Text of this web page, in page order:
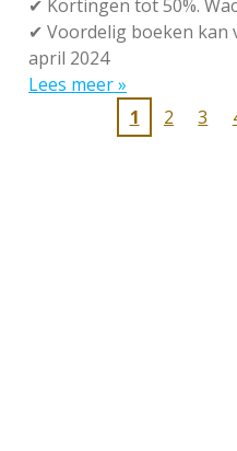
✔ Kortingen tot 50%.
✔ Voordelig boeken kan
april 2024
Lees meer »
1
2 3